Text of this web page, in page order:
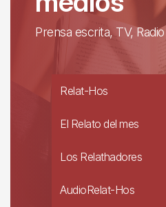
Prensa escrita, TV,
Relat-Hos
El Relato del mes
Los Relathadores
AudioRelat-Hos